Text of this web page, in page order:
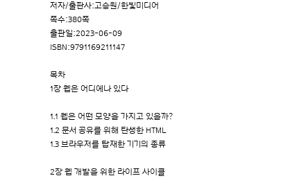
저자/출판사:고승원/한빛미디어
쪽수:380쪽
출판일:2023-06-09
ISBN:9791169211147
목차
1장 웹은 어디에나 있다
1.1 웹은 어떤 모양을 가지고 있을까?
1.2 문서 공유를 위해 탄생한 HTML
1.3 브라우저를 탑재한 기기의 종류
2장 웹 개발을 위한 라이프 사이클